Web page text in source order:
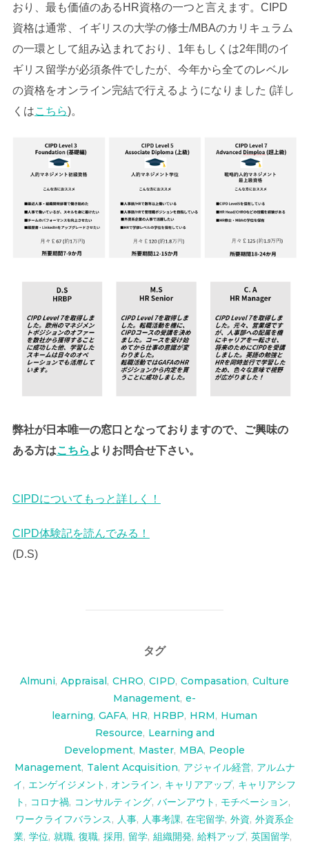
おり、最も価値のあるHR資格の一つと言えます。CIPD
資格は通常、イギリスの大学の修士/MBAのカリキュラム
の一環として組み込まれており、1年もしくは2年間のイ
ギリス留学が必須条件でしたが、今年から全てのレベル
の資格をオンライン完結で行えるようになりました (詳し
くはこちら)。
弊社が日本唯一の窓口となっておりますので、ご興味の
ある方はこちら よりお問合せ下さい。
CIPDについてもっと詳しく！
CIPD体験記を読んでみる！
(D.S)
タグ
Almuni, Appraisal, CHRO, CIPD, Compasation, Culture
Management, e-
learning, GAFA, HR, HRBP, HRM, Human
Resource, Learning and
Development, Master, MBA, People
Management, Talent Acquisition, アジャイル経営, アルムナ
イ, エンゲイジメント , オンライン, キャリアアップ, キャリアシフ
ト , コロナ禍, コンサルティング, バーンアウト , モチベーション,
ワークライフバランス, 人事, 人事考課, 在宅留学, 外資, 外資系企
業, 学位, 就職, 復職, 採用, 留学, 組織開発, 給料アップ, 英国留学,